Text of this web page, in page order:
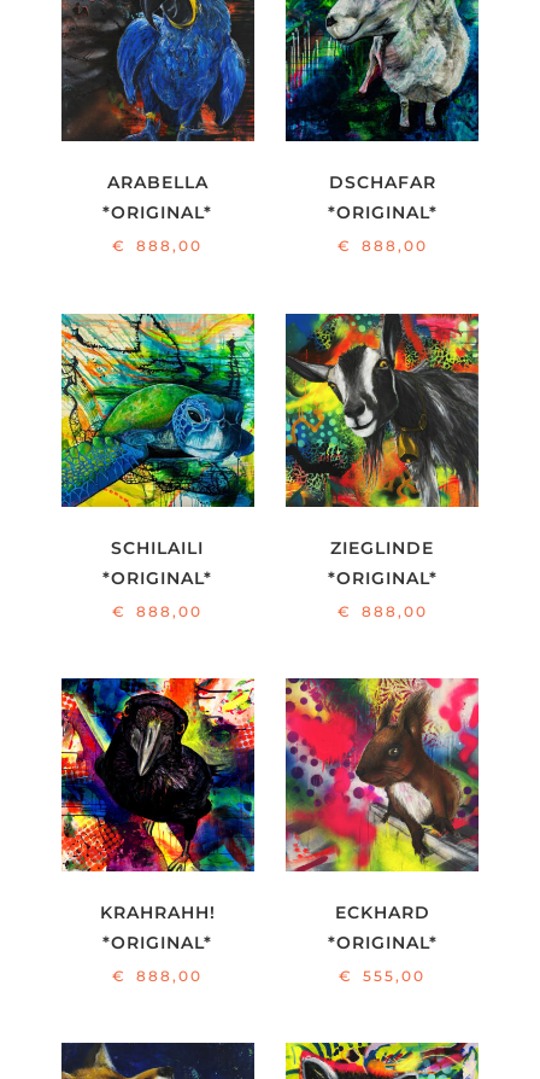
ARABELLA
*ORIGINAL*
€ 888,00
DSCHAFAR
*ORIGINAL*
€ 888,00
SCHILAILI
*ORIGINAL*
€ 888,00
ZIEGLINDE
*ORIGINAL*
€ 888,00
KRAHRAHH!
*ORIGINAL*
€ 888,00
ECKHARD
*ORIGINAL*
€ 555,00